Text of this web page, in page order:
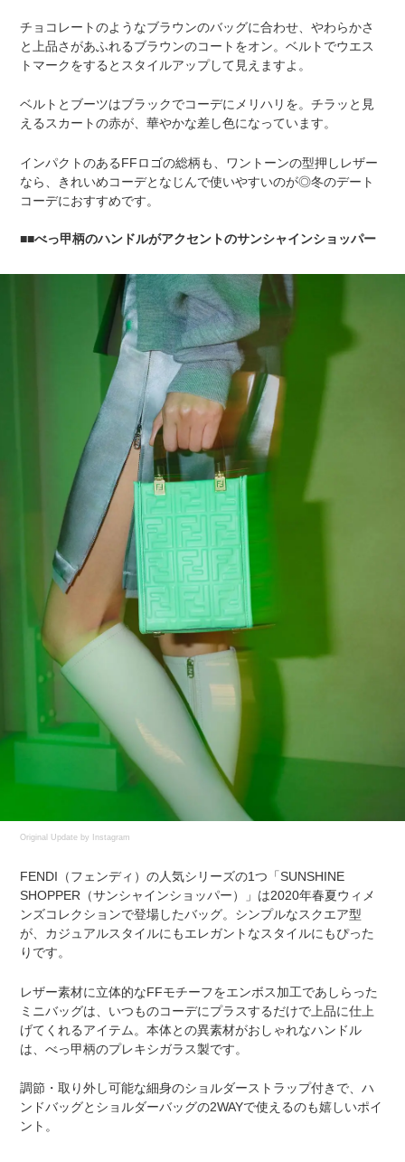
チョコレートのようなブラウンのバッグに合わせ、やわらかさ
と上品さがあふれるブラウンのコートをオン。ベルトでウエス
トマークをするとスタイルアップして見えますよ。
ベルトとブーツはブラックでコーデにメリハリを。チラッと見
えるスカートの赤が、華やかな差し色になっています。
インパクトのあるFFロゴの総柄も、ワントーンの型押しレザー
なら、きれいめコーデとなじんで使いやすいのが◎冬のデート
コーデにおすすめです。
■べっ甲柄のハンドルがアクセントのサンシャインショッパー
Original Update by Instagram
FENDI（フェンディ）の人気シリーズの1つ「SUNSHINE
SHOPPER（サンシャインショッパー）」は2020年春夏ウィメ
ンズコレクションで登場したバッグ。シンプルなスクエア型
が、カジュアルスタイルにもエレガントなスタイルにもぴった
りです。
レザー素材に立体的なFFモチーフをエンボス加工であしらった
ミニバッグは、いつものコーデにプラスするだけで上品に仕上
げてくれるアイテム。本体との異素材がおしゃれなハンドル
は、べっ甲柄のプレキシガラス製です。
調節・取り外し可能な細身のショルダーストラップ付きで、ハ
ンドバッグとショルダーバッグの2WAYで使えるのも嬉しいポイ
ント。